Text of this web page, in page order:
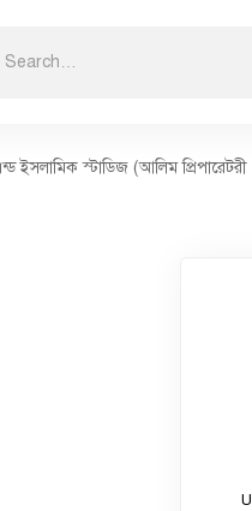
ইসলামিক স্টাডিজ (আলিম প্রিপারেটরী